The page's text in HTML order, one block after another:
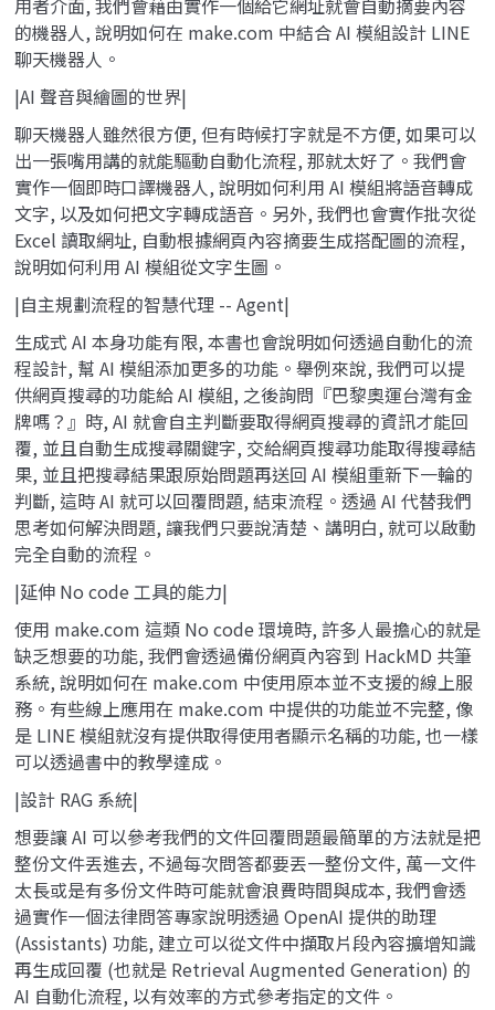
的機器人, 說明如何在 make.com 中結合 AI 模組設計 LINE
聊天機器人。
|AI 聲音與繪圖的世界|
聊天機器人雖然很方便, 但有時候打字就是不方便, 如果可以
出一張嘴用講的就能驅動自動化流程, 那就太好了。我們會
實作一個即時口譯機器人, 說明如何利用 AI 模組將語音轉成
文字, 以及如何把文字轉成語音。另外, 我們也會實作批次從
Excel 讀取網址, 自動根據網頁內容摘要生成搭配圖的流程,
說明如何利用 AI 模組從文字生圖。
|自主規劃流程的智慧代理 -- Agent|
生成式 AI 本身功能有限, 本書也會說明如何透過自動化的流
程設計, 幫 AI 模組添加更多的功能。舉例來說, 我們可以提
供網頁搜尋的功能給 AI 模組, 之後詢問『巴黎奧運台灣有金
牌嗎？』時, AI 就會自主判斷要取得網頁搜尋的資訊才能回
覆, 並且自動生成搜尋關鍵字, 交給網頁搜尋功能取得搜尋結
果, 並且把搜尋結果跟原始問題再送回 AI 模組重新下一輪的
判斷, 這時 AI 就可以回覆問題, 結束流程。透過 AI 代替我們
思考如何解決問題, 讓我們只要說清楚、講明白, 就可以啟動
完全自動的流程。
|延伸 No code 工具的能力|
使用 make.com 這類 No code 環境時, 許多人最擔心的就是
缺乏想要的功能, 我們會透過備份網頁內容到 HackMD 共筆
系統, 說明如何在 make.com 中使用原本並不支援的線上服
務。有些線上應用在 make.com 中提供的功能並不完整, 像
是 LINE 模組就沒有提供取得使用者顯示名稱的功能, 也一樣
可以透過書中的教學達成。
|設計 RAG 系統|
想要讓 AI 可以參考我們的文件回覆問題最簡單的方法就是把
整份文件丟進去, 不過每次問答都要丟一整份文件, 萬一文件
太長或是有多份文件時可能就會浪費時間與成本, 我們會透
過實作一個法律問答專家說明透過 OpenAI 提供的助理
(Assistants) 功能, 建立可以從文件中擷取片段內容擴增知識
再生成回覆 (也就是 Retrieval Augmented Generation) 的
AI 自動化流程, 以有效率的方式參考指定的文件。